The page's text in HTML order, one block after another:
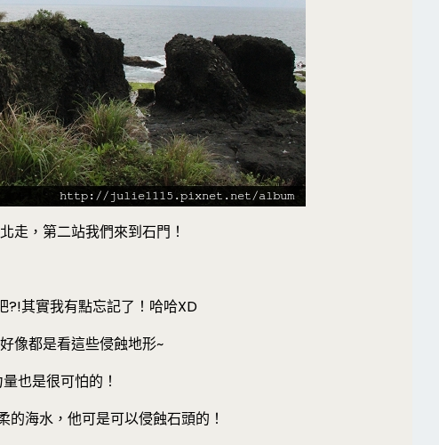
走，第二站我們來到石門！
?!其實我有點忘記了！哈哈XD
像都是看這些侵蝕地形~
也是很可怕的！
的海水，他可是可以侵蝕石頭的！